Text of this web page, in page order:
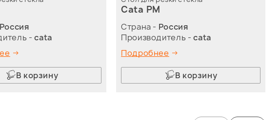
Россия
-cata
В корзину
Cata PM
Страна - Россия
Производитель -cata
Подробнее
В корзину